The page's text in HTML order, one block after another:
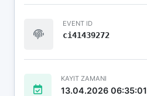
EVENT ID
ci41439272
KAYIT ZAMANI
13.04.2026 06:35:01